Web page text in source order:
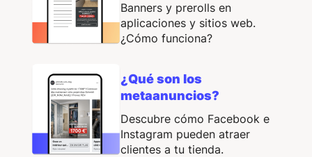
Banners y prerolls en
aplicaciones y sitios web.
¿Cómo funciona?
¿Qué son los
metaanuncios?
Descubre cómo Facebook e
Instagram pueden atraer
clientes a tu tienda.